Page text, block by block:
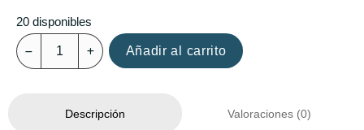
20 disponibles
Añadir al carrito
Descripción Valoraciones (0)